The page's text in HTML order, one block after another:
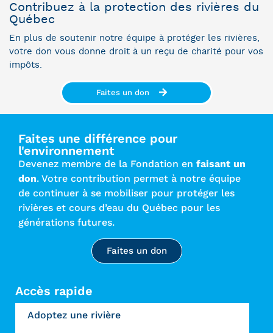
Contribuez à la protection des rivières du
Québec
En plus de soutenir notre équipe à protéger les rivières,
votre don vous donne droit à un reçu de charité pour vos
impôts.
Faites un don
Faites une différence pour
l'environnement
Devenez membre de la Fondation en faisant un
don. Votre contribution permet à notre équipe
de continuer à se mobiliser pour protéger les
rivières et cours d’eau du Québec pour les
générations futures.
Faites un don
Accès rapide
Adoptez une rivière